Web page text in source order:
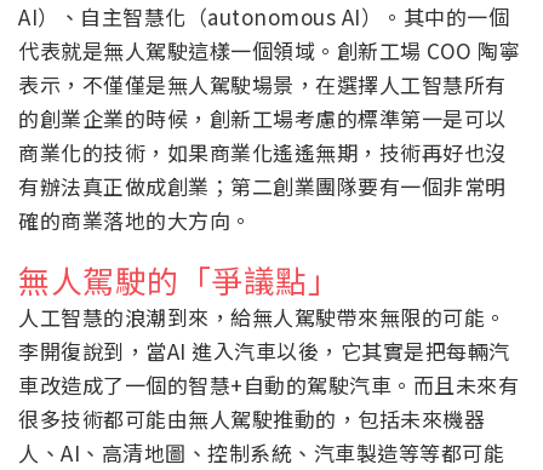
AI）、自主智慧化（autonomous AI）。其中的一個
代表就是無人駕駛這樣一個領域。創新工場 COO 陶寧
表示，不僅僅是無人駕駛場景，在選擇人工智慧所有
的創業企業的時候，創新工場考慮的標準第一是可以
商業化的技術，如果商業化遙遙無期，技術再好也沒
有辦法真正做成創業；第二創業團隊要有一個非常明
確的商業落地的大方向。
無人駕駛的「爭議點」
人工智慧的浪潮到來，給無人駕駛帶來無限的可能。
李開復說到，當AI 進入汽車以後，它其實是把每輛汽
車改造成了一個的智慧+自動的駕駛汽車。而且未來有
很多技術都可能由無人駕駛推動的，包括未來機器
人、AI、高清地圖、控制系統、汽車製造等等都可能